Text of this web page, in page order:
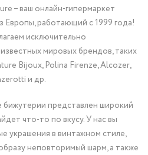
– ваш онлайн-гипермаркет
Европы, работающий с 1999 года!
исключительно
мировых брендов, таких
Bijoux, Polina Firenze, Alcozer,
и др.
бижутерии представлен широкий
что-то по вкусу. У нас вы
украшения в винтажном стиле,
неповторимый шарм, а также